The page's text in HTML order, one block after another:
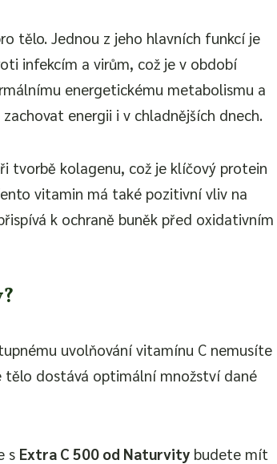
tělo. Jednou z jeho hlavních funkcí je
infekcím a virům, což je v období
energetickému metabolismu a
energii i v chladnějších dnech.
tvorbě kolagenu, což je klíčový protein
vitamin má také pozitivní vliv na
k ochraně buněk před oxidativním
uvolňování vitamínu C nemusíte
tělo dostává optimální množství dané
s Extra C 500 od Naturvity budete mít